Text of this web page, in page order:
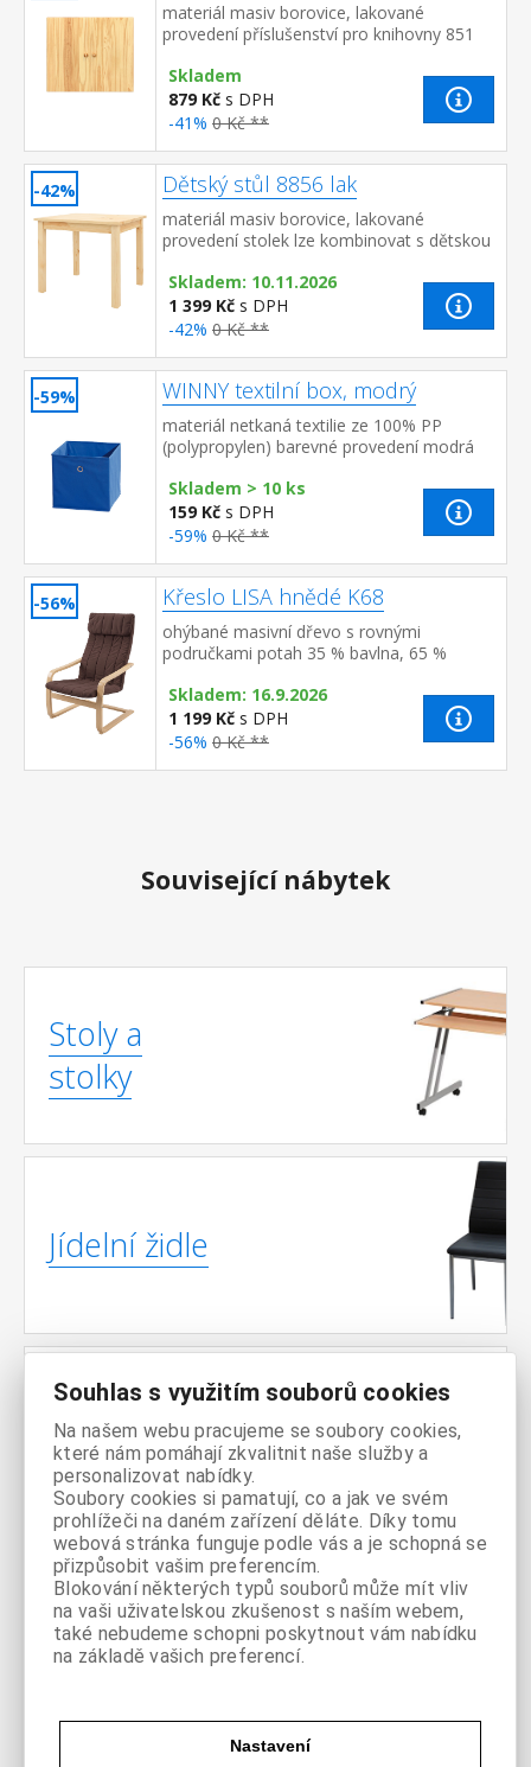
materiál masiv borovice, lakované
provedení příslušenství pro knihovny 851
Skladem
879 Kč s DPH
-41% 0 Kč **
-42% Dětský stůl 8856 lak
materiál masiv borovice, lakované
provedení stolek lze kombinovat s dětskou
Skladem: 10.11.2026
1 399 Kč s DPH
-42% 0 Kč **
-59% WINNY textilní box, modrý
materiál netkaná textilie ze 100% PP
(polypropylen) barevné provedení modrá
Skladem > 10 ks
159 Kč s DPH
-59% 0 Kč **
-56% Křeslo LISA hnědé K68
ohýbané masivní dřevo s rovnými
područkami potah 35 % bavlna, 65 %
doplnit podnožkou LISA K69
Skladem: 16.9.2026
1 199 Kč s DPH
-56% 0 Kč **
Související nábytek
Stoly a
stolky
Jídelní židle
Jídelní
sestavy
Pohovky /
Sedačky
Souhlas s využitím souborů cookies
Na našem webu pracujeme se soubory cookies,
které nám pomáhají zkvalitnit naše služby a
personalizovat nabídky.
Soubory cookies si pamatují, co a jak ve svém
prohlížeči na daném zařízení děláte. Díky tomu
webová stránka funguje podle vás a je schopná se
přizpůsobit vašim preferencím.
Blokování některých typů souborů může mít vliv
na vaši uživatelskou zkušenost s naším webem,
také nebudeme schopni poskytnout vám nabídku
na základě vašich preferencí.
Nastavení